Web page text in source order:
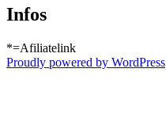
Infos
*=Afiliatelink
Proudly powered by WordPress